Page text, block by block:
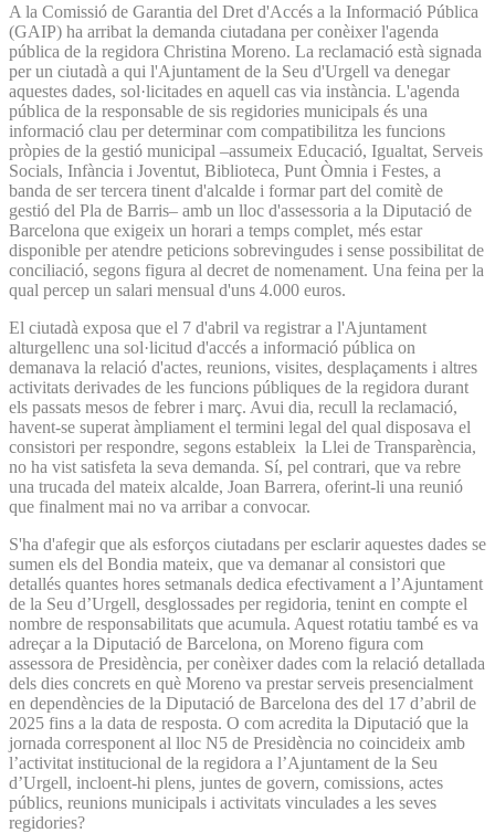
A la Comissió de Garantia del Dret d'Accés a la Informació Pública
(GAIP) ha arribat la demanda ciutadana per conèixer l'agenda
pública de la regidora Christina Moreno. La reclamació està signada
per un ciutadà a qui l'Ajuntament de la Seu d'Urgell va denegar
aquestes dades, sol·licitades en aquell cas via instància. L'agenda
pública de la responsable de sis regidories municipals és una
informació clau per determinar com compatibilitza les funcions
pròpies de la gestió municipal –assumeix Educació, Igualtat, Serveis
Socials, Infància i Joventut, Biblioteca, Punt Òmnia i Festes, a
banda de ser tercera tinent d'alcalde i formar part del comitè de
gestió del Pla de Barris– amb un lloc d'assessoria a la Diputació de
Barcelona que exigeix un horari a temps complet, més estar
disponible per atendre peticions sobrevingudes i sense possibilitat de
conciliació, segons figura al decret de nomenament. Una feina per la
qual percep un salari mensual d'uns 4.000 euros.
El ciutadà exposa que el 7 d'abril va registrar a l'Ajuntament
alturgellenc una sol·licitud d'accés a informació pública on
demanava la relació d'actes, reunions, visites, desplaçaments i altres
activitats derivades de les funcions públiques de la regidora durant
els passats mesos de febrer i març. Avui dia, recull la reclamació,
havent-se superat àmpliament el termini legal del qual disposava el
consistori per respondre, segons estableix la Llei de Transparència,
no ha vist satisfeta la seva demanda. Sí, pel contrari, que va rebre
una trucada del mateix alcalde, Joan Barrera, oferint-li una reunió
que finalment mai no va arribar a convocar.
S'ha d'afegir que als esforços ciutadans per esclarir aquestes dades se
sumen els del Bondia mateix, que va demanar al consistori que
detallés quantes hores setmanals dedica efectivament a l’Ajuntament
de la Seu d’Urgell, desglossades per regidoria, tenint en compte el
nombre de responsabilitats que acumula. Aquest rotatiu també es va
adreçar a la Diputació de Barcelona, on Moreno figura com
assessora de Presidència, per conèixer dades com la relació detallada
dels dies concrets en què Moreno va prestar serveis presencialment
en dependències de la Diputació de Barcelona des del 17 d’abril de
2025 fins a la data de resposta. O com acredita la Diputació que la
jornada corresponent al lloc N5 de Presidència no coincideix amb
l’activitat institucional de la regidora a l’Ajuntament de la Seu
d’Urgell, incloent-hi plens, juntes de govern, comissions, actes
públics, reunions municipals i activitats vinculades a les seves
regidories?